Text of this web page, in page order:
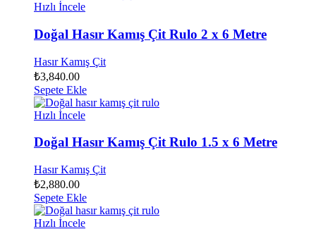
Hızlı İncele
Doğal Hasır Kamış Çit Rulo 2 x 6 Metre
Hasır Kamış Çit
₺3,840.00
Sepete Ekle
Hızlı İncele
Doğal Hasır Kamış Çit Rulo 1.5 x 6 Metre
Hasır Kamış Çit
₺2,880.00
Sepete Ekle
Hızlı İncele